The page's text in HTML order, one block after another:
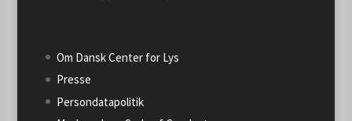
Om Dansk Center for Lys
Presse
Persondatapolitik